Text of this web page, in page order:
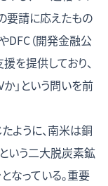
要請に応えたもの
DFC（開発金融公
を提供しており、
」という問いを前
ように、南米は銅
いう二大脱炭素鉱
っている。重要